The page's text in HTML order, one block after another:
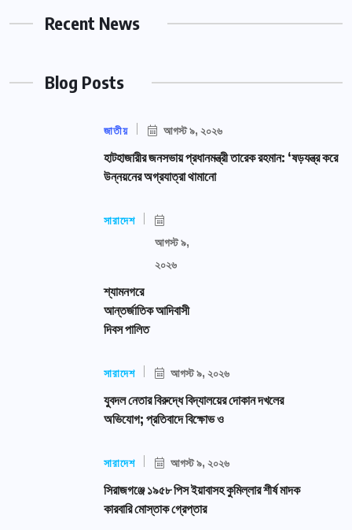
Recent News
Blog Posts
জাতীয় আগস্ট ৯, ২০২৬
হাটহাজারীর জনসভায় প্রধানমন্ত্রী তারেক রহমান: ‘ষড়যন্ত্র করে
উন্নয়নের অগ্রযাত্রা থামানো
সারাদেশ
আগস্ট ৯,
২০২৬
শ্যামনগরে
আন্তর্জাতিক আদিবাসী
দিবস পালিত
সারাদেশ আগস্ট ৯, ২০২৬
যুবদল নেতার বিরুদ্ধে বিদ্যালয়ের দোকান দখলের
অভিযোগ; প্রতিবাদে বিক্ষোভ ও
সারাদেশ আগস্ট ৯, ২০২৬
সিরাজগঞ্জে ১৯৫৮ পিস ইয়াবাসহ কুমিল্লার শীর্ষ মাদক
কারবারি মোস্তাক গ্রেপ্তার